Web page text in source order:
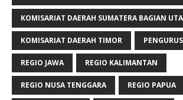
KOMISARIAT DAERAH SUMATERA BAGIAN
KOMISARIAT DAERAH TIMOR PENGURUS
REGIO JAWA REGIO KALIMANTAN
REGIO NUSA TENGGARA REGIO PAPUA